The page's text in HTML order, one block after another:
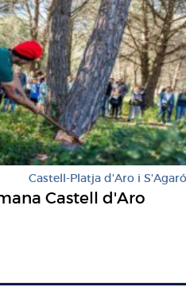
Castell-Platja d'Aro i S'Agaró
Castell d'Aro